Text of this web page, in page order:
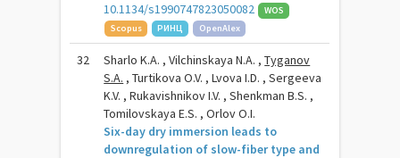
10.1134/s1990747823050082
WOS
Scopus
РИНЦ OpenAlex
32 Sharlo K.A. , Vilchinskaya N.A. ,Tyganov
S.A. , Turtikova O.V. , Lvova I.D. , Sergeeva
K.V. , Rukavishnikov I.V. , Shenkman B.S. ,
Tomilovskaya E.S. , Orlov O.I.
Six-day dry immersion leads to
downregulation of slow-fiber type and